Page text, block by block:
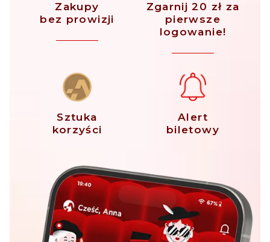
Zakupy
bez prowizji
Zgarnij 20 zł za
pierwsze
logowanie!
Sztuka
korzyści
Alert
biletowy